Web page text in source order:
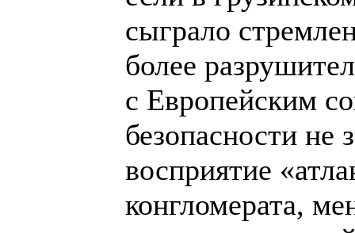
сыграло
более
с Европейским
безопасности
восприятие
конгломерата,